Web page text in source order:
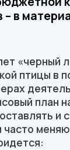
в
«черный
птицы в
план
и
часто